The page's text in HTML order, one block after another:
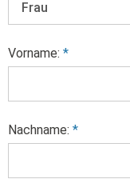
Vorname: *
Nachname: *